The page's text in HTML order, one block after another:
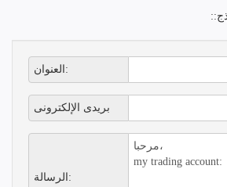
العنوان:
بريدى الإلكترونى
الرسالة: